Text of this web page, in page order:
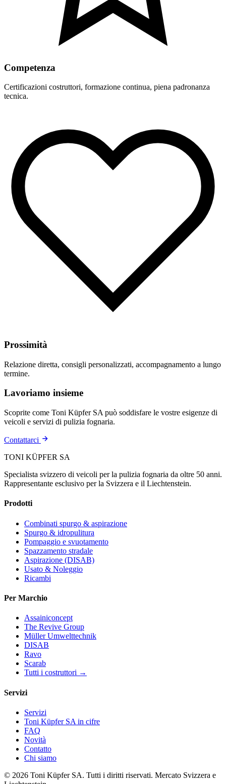
Competenza
Certificazioni costruttori, formazione continua, piena padronanza
tecnica.
Prossimità
Relazione diretta, consigli personalizzati, accompagnamento a lungo
termine.
Lavoriamo insieme
Scoprite come Toni Küpfer SA può soddisfare le vostre esigenze di
veicoli e servizi di pulizia fognaria.
Contattarci
TONI KÜPFER SA
Specialista svizzero di veicoli per la pulizia fognaria da oltre 50 anni.
Rappresentante esclusivo per la Svizzera e il Liechtenstein.
Prodotti
Combinati spurgo & aspirazione
Spurgo & idropulitura
Pompaggio e svuotamento
Spazzamento stradale
Aspirazione (DISAB)
Usato & Noleggio
Ricambi
Per Marchio
Assainiconcept
The Revive Group
Müller Umwelttechnik
DISAB
Ravo
Scarab
Tutti i costruttori →
Servizi
Servizi
Toni Küpfer SA in cifre
FAQ
Novità
Contatto
Chi siamo
© 2026 Toni Küpfer SA. Tutti i diritti riservati. Mercato Svizzera e